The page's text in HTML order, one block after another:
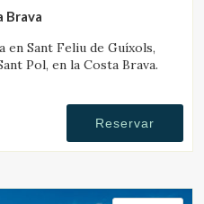
Brava
en Sant Feliu de Guíxols,
Pol, en la Costa Brava.
Reservar